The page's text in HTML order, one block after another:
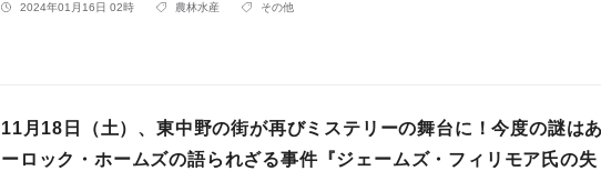
2024年01月16日 02時 農林水産 その他
11月18日（土）、東中野の街が再びミステリーの舞台に！今度の謎は
ーロック・ホームズの語られざる事件『ジェームズ・フィリモア氏の失